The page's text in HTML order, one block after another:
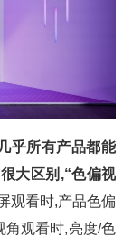
乎所有产品都能
大区别,“色偏视
观看时,产品色偏
角观看时,亮度/色